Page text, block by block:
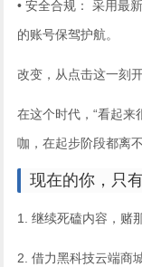
• 安全合规： 采用最
的账号保驾护航。
改变，从点击这一刻开
在这个时代，“看起来
咖，在起步阶段都离
现在的你，只
1. 继续死磕内容，赌
2. 借力黑科技云端商